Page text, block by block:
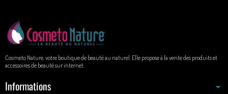
Cosmeto Nature, votre boutique de beauté au naturel. Elle propose à la vente des produits et
accessoires de beauté sur internet.
Informations